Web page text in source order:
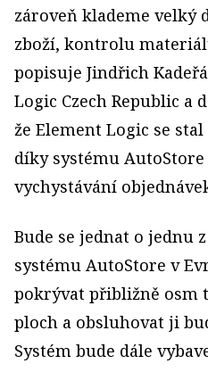
zároveň klademe velký
zboží, kontrolu
popisuje Jindřich
Logic Czech Republic a
že Element Logic se
díky systému
vychystávání
Bude se jednat o jednu
systému AutoStore v
pokrývat přibližně osm
ploch a obsluhovat ji
Systém bude dále